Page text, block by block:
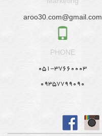
Marketing
aroo30.com@gmail.com
PHONE
051-37660003
09357799090